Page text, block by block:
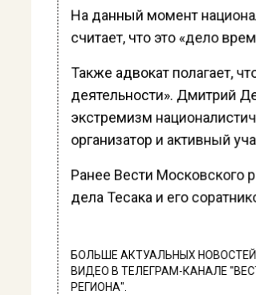
На данный момент
считает, что это «дело
Также адвокат полагает,
деятельности». Дмитрий
экстремизм
организатор и активный
Ранее Вести Московского
дела Тесака и его
БОЛЬШЕ АКТУАЛЬНЫХ
ВИДЕО В ТЕЛЕГРАМ-КАНАЛЕ
РЕГИОНА".